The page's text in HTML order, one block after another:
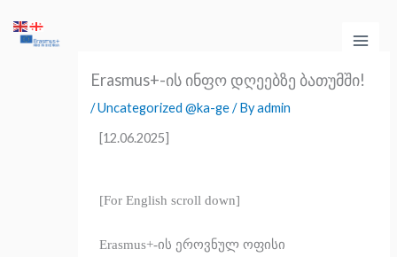
Erasmus+-ის ინფო დღეებზე ბათუმში!
/Uncategorized @ka-ge/ Byadmin
[12.06.2025]
[For English scroll down]
Erasmus+-ის ეროვნულ ოფისი